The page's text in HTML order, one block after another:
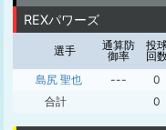
REXパワーズ
選手
通算防
御率
投
回
島尻 聖也
--- 0
合計
0